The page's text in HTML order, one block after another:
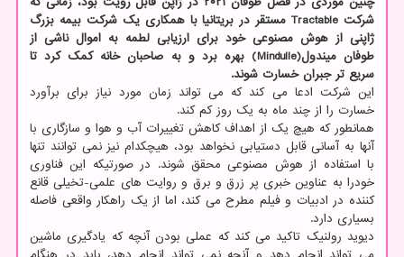
شرکت Tractable مستقر در بریتانیا با همکاری یک شرکت بیمه بزرگ
ژاپنی از هوش مصنوعی خود برای ارزیابی لطمه به اموال ناشی از
طوفان میندول(Mindulle) بهره برد و به صاحبان خانه کمک کرد تا
سریع تر جبران خسارت شوند.
این شرکت ادعا می کند که می تواند زمان مورد نیاز برای برآورد
خسارت را از چند ماه به یک روز کم کند.
همانطور که هیچ یک از اهداف کاهش تغییرات آب و هوا و سازگاری با
آنها به آسانی قابل دستیابی نخواهد بود، هیچکدام نیز نمی توانند تنها
با استفاده از هوش مصنوعی محقق شوند. در صورتیکه این فناوری
خودرا به عناوین خبری پر زرق و برق و روایت های علمی-تخیلی قانع
کننده در ادبیات و فیلم مطرح می کند، اما از یک راهکار واقعی فاصله
بسیاری دارد.
دیوید رولنیک تاکید می کند که عملی بودن آنچه که یادگیری ماشین